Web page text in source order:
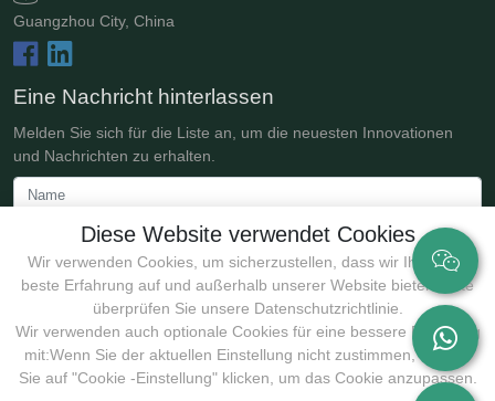
Diese Website verwendet Cookies
Wir verwenden Cookies, um sicherzustellen, dass wir Ihnen die
beste Erfahrung auf und außerhalb unserer Website bieten. Bitte
überprüfen Sie unsere Datenschutzrichtlinie.
Wir verwenden auch optionale Cookies für eine bessere Erfahrung
mit:Wenn Sie der aktuellen Einstellung nicht zustimmen, können
Sie auf "Cookie -Einstellung" klicken, um das Cookie anzupassen.
Guangzhou City, China
Eine Nachricht hinterlassen
Melden Sie sich für die Liste an, um die neuesten Innovationen
und Nachrichten zu erhalten.
Einreichen